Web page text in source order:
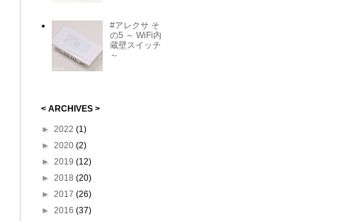
#アレクサ そ
の5 ～ WiFi内
蔵壁スイッチ
～
< ARCHIVES >
► 2022 (1)
► 2020 (2)
► 2019 (12)
► 2018 (20)
► 2017 (26)
► 2016 (37)